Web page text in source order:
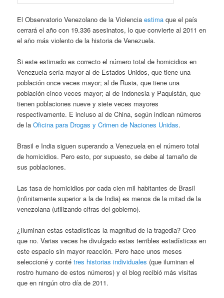
El Observatorio Venezolano de la Violenciaestima que el país
cerrará el año con 19.336 asesinatos, lo que convierte al 2011 en
el año más violento de la historia de Venezuela.
Si este estimado es correcto el número total de homicidios en
Venezuela sería mayor al de Estados Unidos, que tiene una
población once veces mayor; al de Rusia, que tiene una
población cinco veces mayor; al de Indonesia y Paquistán, que
tienen poblaciones nueve y siete veces mayores
respectivamente. E incluso al de China, según indican números
de laOficina para Drogas y Crimen de Naciones Unidas.
Brasil e India siguen superando a Venezuela en el número total
de homicidios. Pero esto, por supuesto, se debe al tamaño de
sus poblaciones.
Las tasa de homicidios por cada cien mil habitantes de Brasil
(infinitamente superior a la de India) es menos de la mitad de la
venezolana (utilizando cifras del gobierno).
¿Iluminan estas estadísticas la magnitud de la tragedia? Creo
que no. Varias veces he divulgado estas terribles estadísticas en
este espacio sin mayor reacción. Pero hace unos meses
seleccioné y contétres historias individuales (que iluminan el
rostro humano de estos números) y el blog recibió más visitas
que en ningún otro día de 2011.